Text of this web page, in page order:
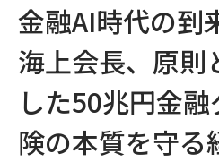
金融AI時代の到
海上会長、原則
した50兆円金
険の本質を守る